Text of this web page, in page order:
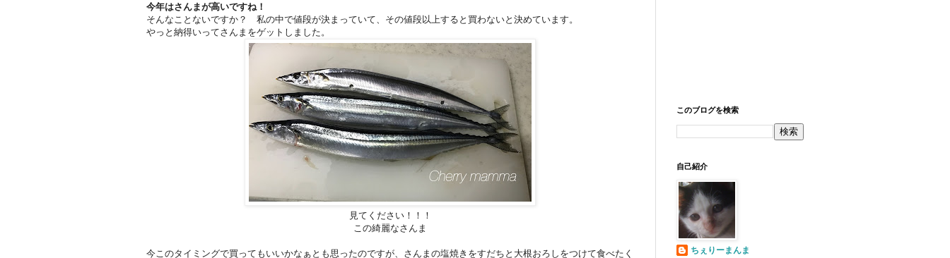
今年はさんまが高いですね！
そんなことないですか？ 私の中で値段が決まっていて、その値段以上すると買わないと決めています。
やっと納得いってさんまをゲットしました。
見てください！！！
この綺麗なさんま
今このタイミングで買ってもいいかなぁとも思ったのですが、さんまの塩焼きをすだちと大根おろしをつけて食べたく
このブログを検索
自己紹介
ちぇりーまんま